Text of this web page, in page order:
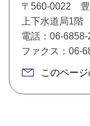
〒560-0022
上下水道局1階
電話：06-6858-
ファクス：06-
このペー